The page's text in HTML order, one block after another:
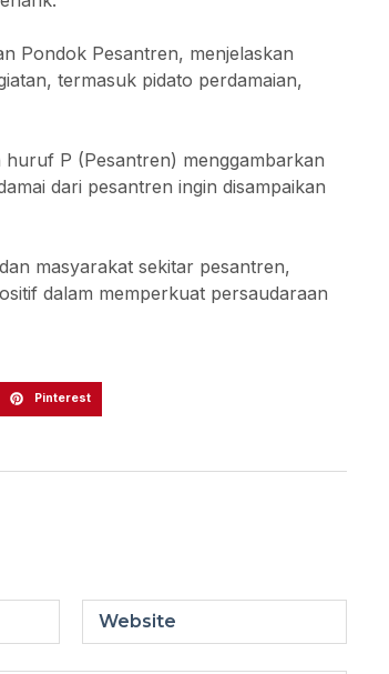
Pondok Pesantren, menjelaskan
termasuk pidato perdamaian,
P (Pesantren) menggambarkan
dari pesantren ingin disampaikan
masyarakat sekitar pesantren,
dalam memperkuat persaudaraan
Pinterest
Website